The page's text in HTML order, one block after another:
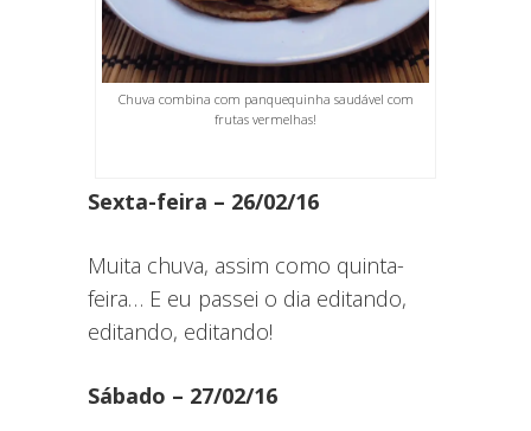
Chuva combina com panquequinha saudável com
frutas vermelhas!
Sexta-feira – 26/02/16
Muita chuva, assim como quinta-
feira… E eu passei o dia editando,
editando, editando!
Sábado – 27/02/16